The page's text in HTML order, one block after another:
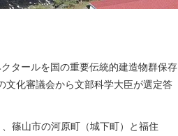
タールを国の重要伝統的建造物群保存
化審議会から文部科学大臣が選定答
篠山市の河原町（城下町）と福住